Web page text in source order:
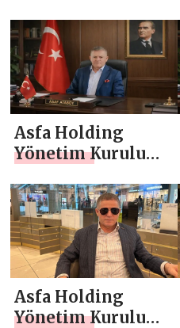
Atasoy `dan Kadir
Gecesi Mesajı
Asfa Holding
Yönetim Kurulu
Atasoy `dan Berat
Kandili Mesajı
Asfa Holding
Yönetim Kurulu